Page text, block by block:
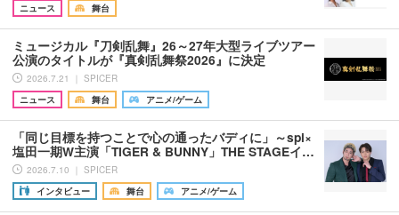
ニュース
舞台
ミュージカル『刀剣乱舞』26～27年大型ライブツアー
公演のタイトルが『真剣乱舞祭2026』に決定
2026.7.21 ｜ SPICER
ニュース
舞台 アニメ/ゲーム
「同じ目標を持つことで心の通ったバディに」～spi×
塩田一期W主演「TIGER & BUNNY」THE STAGEイ…
2026.7.10 ｜ SPICER
インタビュー
舞台 アニメ/ゲーム